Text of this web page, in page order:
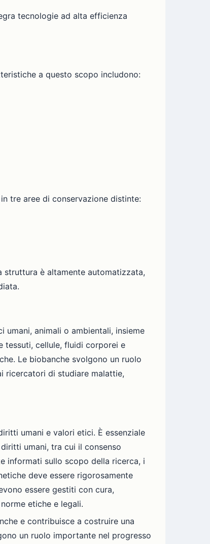
tecnologie ad alta efficienza
a questo scopo includono:
tre aree di conservazione distinte:
struttura è altamente automatizzata,
animali o ambientali, insieme
tessuti, cellule, fluidi corporei e
Le biobanche svolgono un ruolo
ricercatori di studiare malattie,
umani e valori etici. È essenziale
umani, tra cui il consenso
informati sullo scopo della ricerca, i
deve essere rigorosamente
essere gestiti con cura,
etiche e legali.
e contribuisce a costruire una
un ruolo importante nel progresso